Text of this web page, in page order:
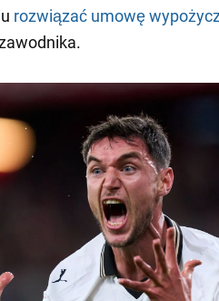
rozwiązać umowę